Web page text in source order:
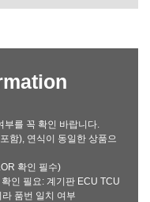
부를 꼭 확인 바랍니다.
함), 연식이 동일한 상품으
확인 필수)
인 필요: 계기판 ECU TCU
품번 일치 여부